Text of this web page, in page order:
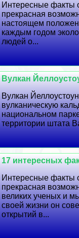
Интересные факты
прекрасная
настоящем
каждым годом
людей о...
Вулкан
Вулкан
вулканическую
национальном
территории штата
17 интересных
Интересные факты
прекрасная
великих ученых и
своей жизни он
открытий в...